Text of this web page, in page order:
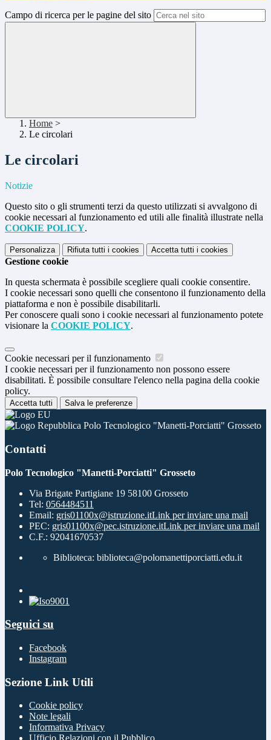
Campo di ricerca per le pagine del sito
Home >
Le circolari
Le circolari
Notizie
Questo sito o gli strumenti terzi da questo utilizzati si avvalgono di
cookie necessari al funzionamento ed utili alle finalità illustrate nella
COOKIE POLICY.
Personalizza Rifiuta tutti i cookies Accetta tutti i cookies
Gestione cookie
In questa schermata è possibile scegliere quali cookie consentire.
I cookie necessari sono quelli che consentono il funzionamento della
piattaforma e non è possibile disabilitarli.
Per conoscere quali sono i cookie necessari al funzionamento potete
visionare la COOKIE POLICY.
Cookie necessari per il funzionamento
I cookie necessari per il funzionamento non possono essere
disabilitati. È possibile consultare l'elenco nella pagina della cookie
policy.
Accetta tutti Salva le preferenze
Polo Tecnologico "Manetti-Porciatti" Grosseto
Contatti
Polo Tecnologico "Manetti-Porciatti" Grosseto
Via Brigate Partigiane 19 58100 Grosseto
Tel: 0564484511
Email: gris01100x@istruzione.itLink per inviare una mail
PEC: gris01100x@pec.istruzione.itLink per inviare una mail
C.F.: 92041670537
Biblioteca: biblioteca@polomanettiporciatti.edu.it
Seguici su
Facebook
Instagram
Sezione Link Utili
Cookie policy
Note legali
Informativa Privacy